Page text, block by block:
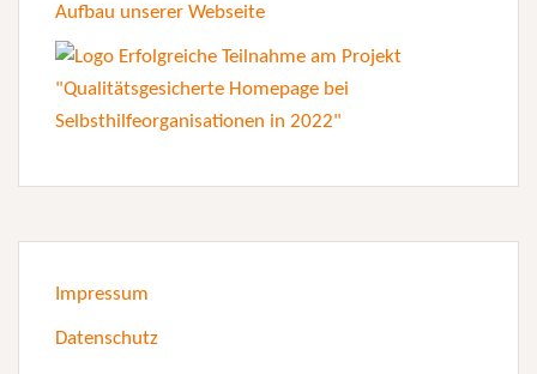
Aufbau unserer Webseite
Impressum
Datenschutz